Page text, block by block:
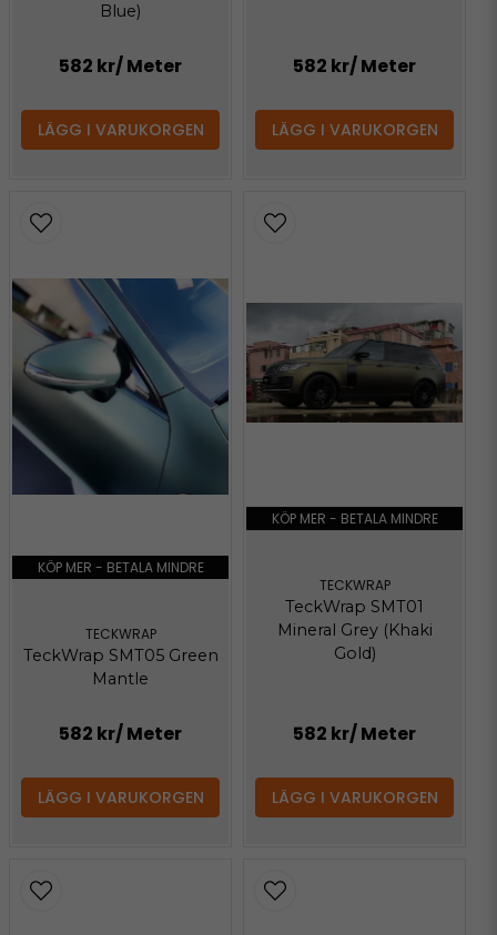
Blue)
582 kr/ Meter
LÄGG I VARUKORGEN
582 kr/ Meter
LÄGG I VARUKORGEN
KÖP MER - BETALA MINDRE
TECKWRAP
TeckWrap SMT05 Green
Mantle
582 kr/ Meter
LÄGG I VARUKORGEN
KÖP MER - BETALA MINDRE
TECKWRAP
TeckWrap SMT01
Mineral Grey (Khaki
Gold)
582 kr/ Meter
LÄGG I VARUKORGEN